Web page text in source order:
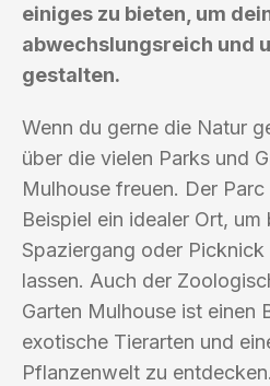
einiges zu bieten, um
abwechslungsreich und
gestalten.
Wenn du gerne die Natur
über die vielen Parks und
Mulhouse freuen. Der Parc
Beispiel ein idealer Ort, um
Spaziergang oder Picknick
lassen. Auch der
Garten Mulhouse ist einen
exotische Tierarten und
Pflanzenwelt zu entdecken.